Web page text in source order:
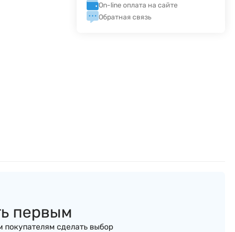
On-line оплата на сайте
Обратная связь
первым
сделать выбор